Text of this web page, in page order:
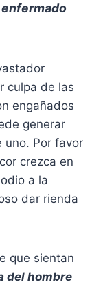
culpa de las
engañados
generar
uno. Por favor
crezca en
a la
dar rienda
que sientan
del hombre